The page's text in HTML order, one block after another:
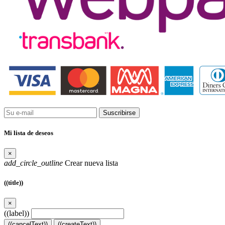
Suscribirse
Mi lista de deseos
×
add_circle_outline Crear nueva lista
((title))
×
((label))